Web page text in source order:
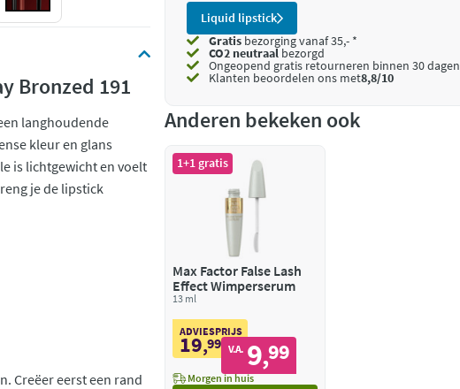
Bronzed 191
langhoudende
kleur en glans
is lichtgewicht en voelt
je de lipstick
Creëer eerst een rand
Liquid lipstick
Gratis bezorging vanaf 35,- *
CO2 neutraalbezorgd
Ongeopend gratis retourneren binnen 30 dagen
Klanten beoordelen ons met8,8/10
Anderen bekeken ook
1+1 gratis
Max Factor False Lash
Effect Wimperserum
13 ml
ADVIESPRIJS
19,99 V.A. 9,99
Morgen in huis